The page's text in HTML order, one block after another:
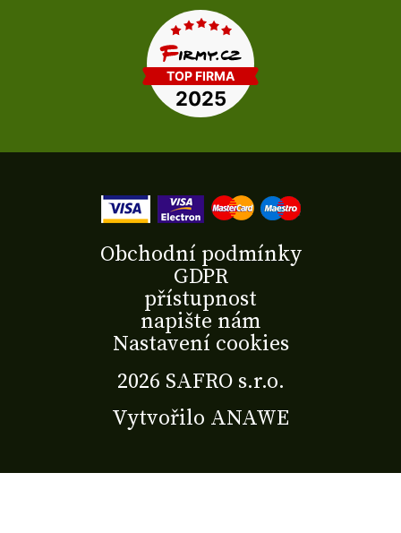
2026 SAFRO s.r.o.
Vytvořilo ANAWE
Obchodní podmínky
GDPR
přístupnost
napište nám
Nastavení cookies